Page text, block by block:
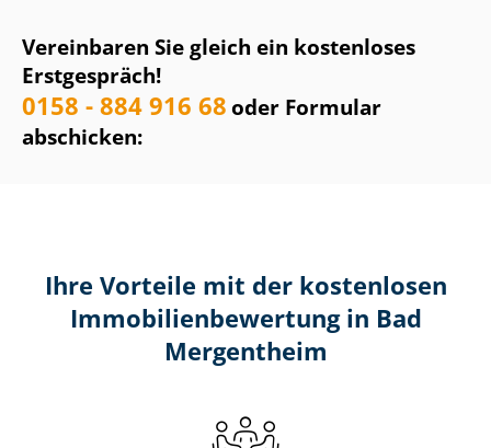
Vereinbaren Sie gleich ein kostenloses
Erstgespräch!
0158 - 884 916 68oder Formular
abschicken:
Ihre Vorteile mit der kostenlosen
Im­mo­bi­li­en­be­wer­tung in Bad
Mergentheim